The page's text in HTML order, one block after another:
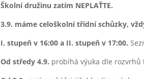
Školní družinu zatím NEPLAŤTE.
3.9. máme celoškolní třídní schůzky,
I. stupeň v 16:00 a II. stupeň v 17:00.
Od středy 4.9. probíhá výuka dle rozvrhů